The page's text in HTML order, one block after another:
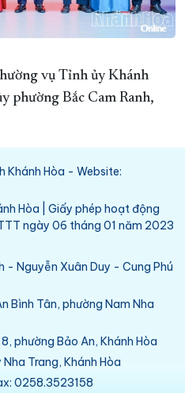
vụ Tỉnh ủy Khánh
phường Bắc Cam Ranh,
Khánh Hòa - Website:
Hòa | Giấy phép hoạt động
ngày 06 tháng 01 năm 2023
- Nguyễn Xuân Duy - Cung Phú
Bình Tân, phường Nam Nha
phường Bảo An, Khánh Hòa
Trang, Khánh Hòa
0258.3523158